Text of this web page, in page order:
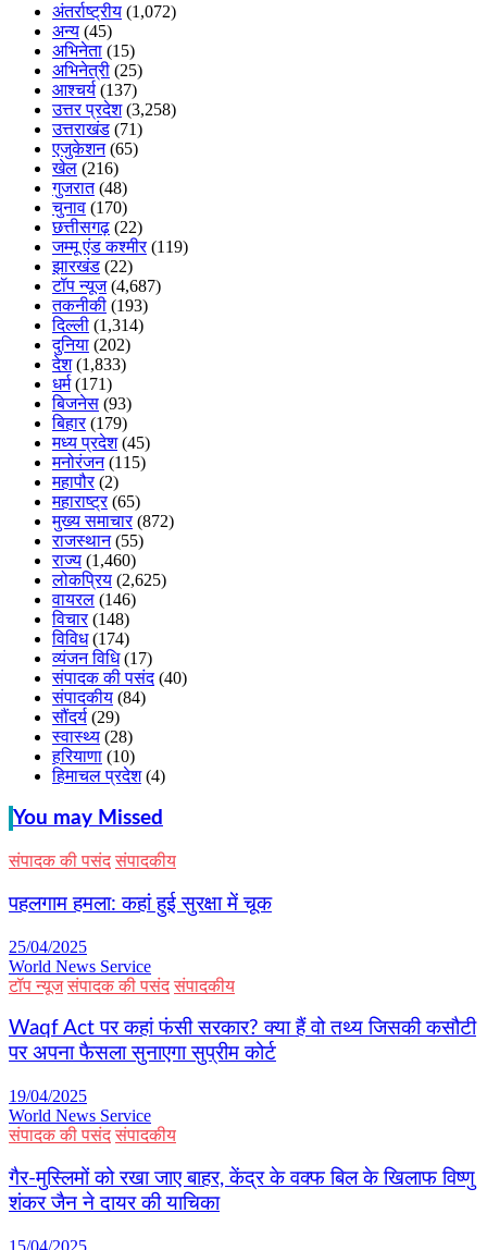
अंतर्राष्ट्रीय (1,072)
अन्य (45)
अभिनेता (15)
अभिनेत्री (25)
आश्चर्य (137)
उत्तर प्रदेश(3,258)
उत्तराखंड (71)
एजुकेशन(65)
खेल (216)
गुजरात(48)
चुनाव (170)
छत्तीसगढ़ (22)
जम्मू एंड कश्मीर(119)
झारखंड (22)
टॉप न्यूज(4,687)
तकनीकी (193)
दिल्ली (1,314)
दुनिया (202)
देश(1,833)
धर्म(171)
बिजनेस (93)
बिहार(179)
मध्य प्रदेश(45)
मनोरंजन(115)
महापौर(2)
महाराष्ट्र(65)
मुख्य समाचार(872)
राजस्थान(55)
राज्य (1,460)
लोकप्रिय (2,625)
वायरल (146)
विचार(148)
विविध(174)
व्यंजन विधि(17)
संपादक की पसंद(40)
संपादकीय (84)
सौंदर्य (29)
स्वास्थ्य (28)
हरियाणा (10)
हिमाचल प्रदेश(4)
You may Missed
संपादक की पसंद संपादकीय
पहलगाम हमला: कहां हुई सुरक्षा में चूक
25/04/2025
World News Service
टॉप न्यूज संपादक की पसंद संपादकीय
Waqf Act पर कहां फंसी सरकार? क्या हैं वो तथ्य जिसकी कसौटी
पर अपना फैसला सुनाएगा सुप्रीम कोर्ट
19/04/2025
World News Service
संपादक की पसंद संपादकीय
गैर-मुस्लिमों को रखा जाए बाहर, केंद्र के वक्फ बिल के खिलाफ विष्णु
शंकर जैन ने दायर की याचिका
15/04/2025